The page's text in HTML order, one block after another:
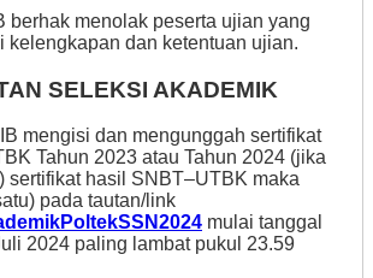
berhak menolak peserta ujian yang
kelengkapan dan ketentuan ujian.
SELEKSI AKADEMIK
mengisi dan mengunggah sertifikat
Tahun 2023 atau Tahun 2024 (jika
sertifikat hasil SNBT–UTBK maka
pada tautan/link
mulai tanggal
2024 paling lambat pukul 23.59